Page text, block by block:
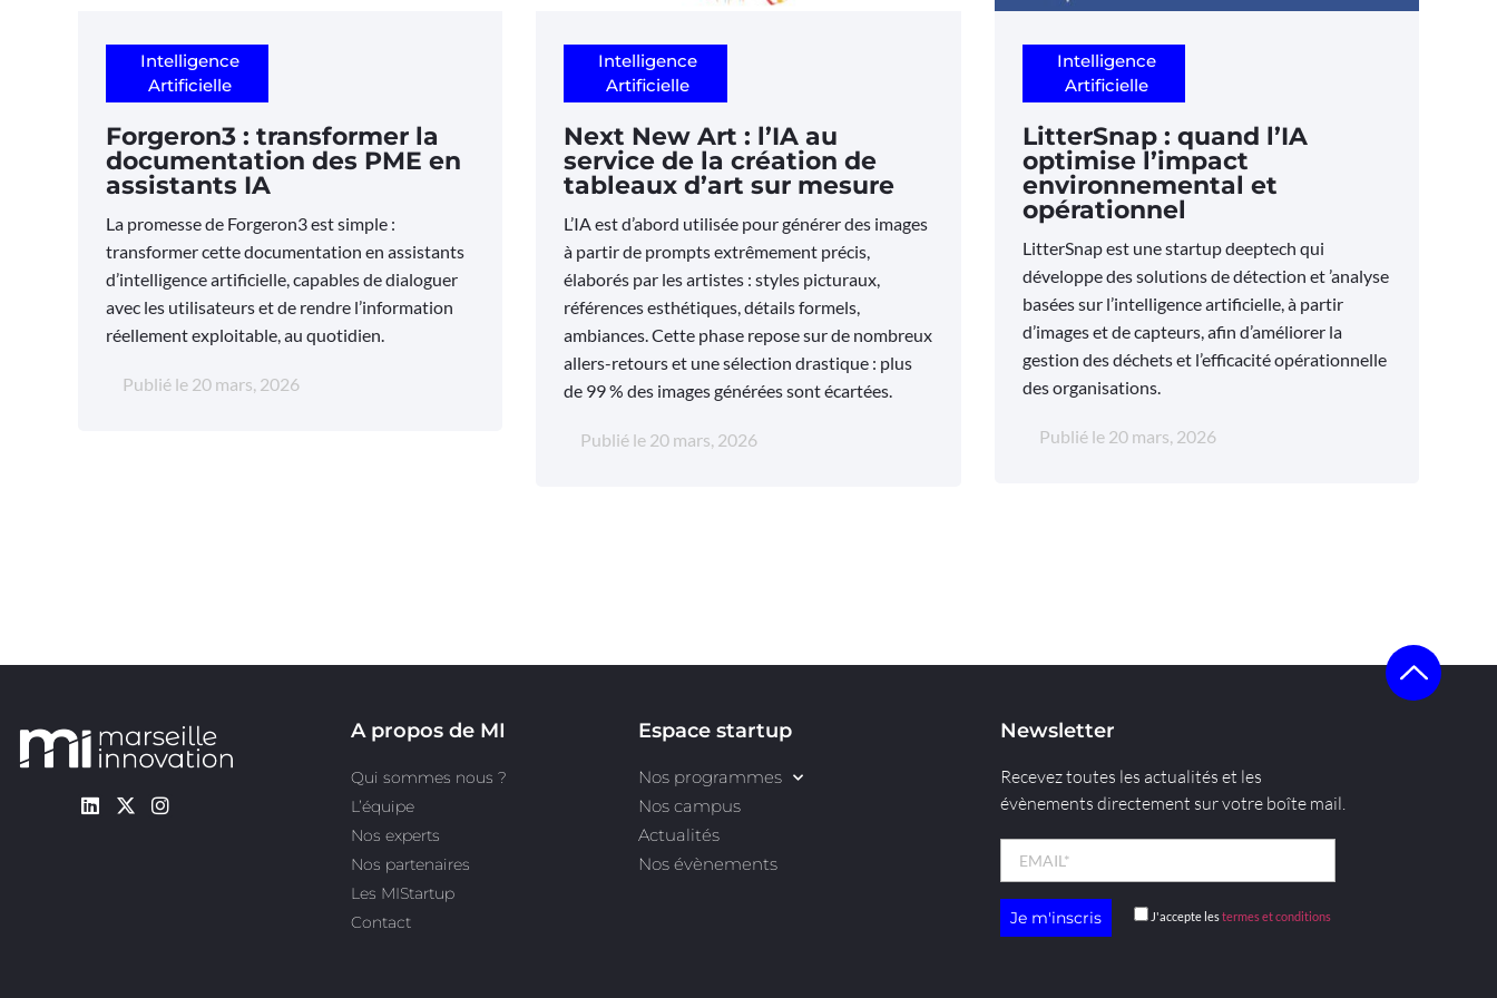
Intelligence
Artificielle
Forgeron3 : transformer la
documentation des PME en
assistants IA
La promesse de Forgeron3 est simple :
transformer cette documentation en assistants
d’intelligence artificielle, capables de dialoguer
avec les utilisateurs et de rendre l’information
réellement exploitable, au quotidien.
Publié le 20 mars, 2026
Intelligence
Artificielle
Next New Art : l’IA au
service de la création de
tableaux d’art sur mesure
L’IA est d’abord utilisée pour générer des images
à partir de prompts extrêmement précis,
élaborés par les artistes : styles picturaux,
références esthétiques, détails formels,
ambiances. Cette phase repose sur de nombreux
allers-retours et une sélection drastique : plus
de 99 % des images générées sont écartées.
Publié le 20 mars, 2026
Intelligence
Artificielle
LitterSnap : quand l’IA
optimise l’impact
environnemental et
opérationnel
LitterSnap est une startup deeptech qui
développe des solutions de détection et ’analyse
basées sur l’intelligence artificielle, à partir
d’images et de capteurs, afin d’améliorer la
gestion des déchets et l’efficacité opérationnelle
des organisations.
Publié le 20 mars, 2026
A propos de MI
Qui sommes nous ?
L’équipe
Nos experts
Nos partenaires
Les MIStartup
Contact
Espace startup
Nos programmes
Nos campus
Actualités
Nos évènements
Newsletter
Recevez toutes les actualités et les
évènements directement sur votre boîte mail.
J'accepte lestermes et conditions